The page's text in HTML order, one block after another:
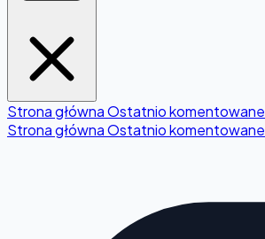
Strona głównaOstatnio komentowane
Strona głównaOstatnio komentowane